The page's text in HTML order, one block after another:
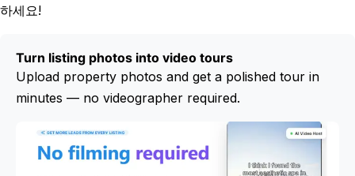
하세요!
Turn listing photos into video tours
Upload property photos and get a polished tour in
minutes — no videographer required.